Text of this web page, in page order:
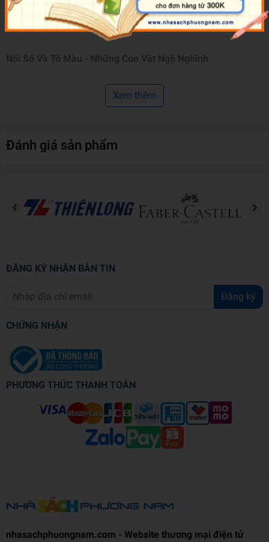
Sản phẩm bán
chạy nhất
Top 100 sản phẩm Tô màu, luyện chữ bán
chạy của tháng
Nối Số Và Tô Màu - Những Con Vật Ngộ Nghĩnh
Cuốn sách “Nối số và tô màu” là một công cụ học tập tuyệt
vời dành cho các bé trong độ tuổi mầm non và tiểu học.
nhiên, đồng thời phát triển kỹ năng vận động tinh khi điều
khiển bút để nối các điểm.
sinh động giữa việc học số và tô màu. Mỗi bức tranh sau khi
nối số sẽ hiện ra một hình ảnh động vật quen thuộc giúp bé
triển tư duy logic, khả năng ghi nhớ và sự sáng tạo qua từng
trang sách. “Nối số và tô màu” không chỉ là một cuốn sách
học tập, mà còn là một người bạn đồng hành cùng bé khám
phá thế giới động vật một cách vui vẻ và bổ ích.
Xem thêm
Đánh giá sản phẩm
ĐĂNG KÝ NHẬN BẢN TIN
Đăng ký
CHỨNG NHẬN
PHƯƠNG THỨC THANH TOÁN
nhasachphuongnam.com - Website thương mại điện tử